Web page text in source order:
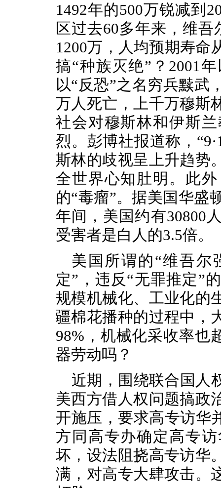
1492年的500万锐减到
区过去60多年来，维
1200万，人均预期寿命
搞“种族灭绝”？2001
以“反恐”之名穷兵黩武
万人死亡，上千万穆斯
社会对穆斯林和伊斯
烈。彭博社报道称，
斯林的歧视呈上升趋势
全世界心知肚明。此
的“毒瘤”。据美国华盛
年间，美国约有30800
受害者是白人的3.5倍。
美国所谓的“维吾尔
定”，违反“无罪推定”
规模机械化、工业化的
疆棉花播种的过程中，
98%，机械化采收率也
器劳动吗？
近期，围绕联合国人
美西方借人权问题搞政
开施压，要求高专访华
方同高专办确定高专
坏，设法阻挠高专访华
满，对高专大肆攻击。